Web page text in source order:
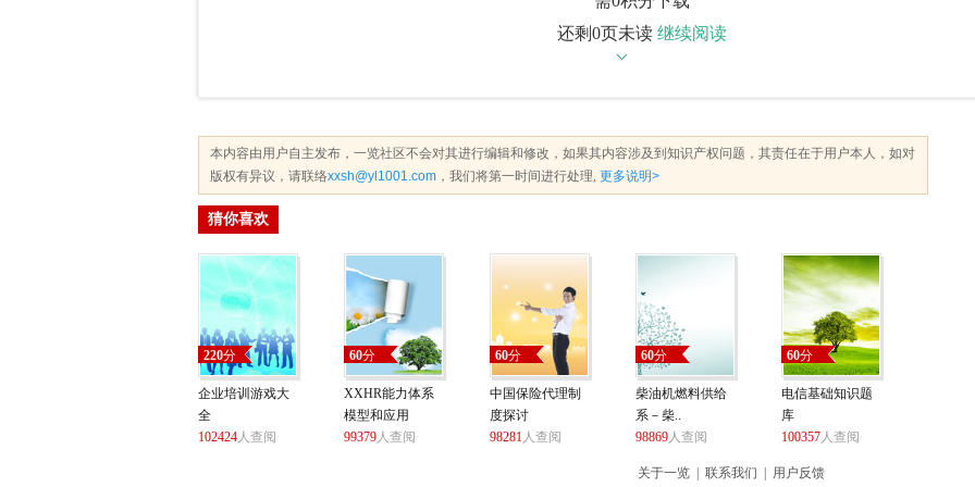
还剩0页未读 继续阅读
本内容由用户自主发布，一览社区不会对其进行编辑和修改，如果其内容涉及到知识产权问题，其责任在于用户本人，如对
版权有异议，请联络xxsh@yl1001.com ，我们将第一时间进行处理, 更多说明>
猜你喜欢
220分
企业培训游戏大
全
102424人查阅
60分
XXHR能力体系
模型和应用
99379人查阅
60分
中国保险代理制
度探讨
98281人查阅
60分
柴油机燃料供给
系－柴..
98869人查阅
60分
电信基础知识题
库
100357人查阅
关于一览 联系我们 用户反馈